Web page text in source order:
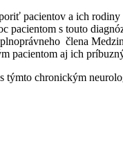
pacientov a ich
pacientom s touto
člena
pacientom aj ich
chronickým